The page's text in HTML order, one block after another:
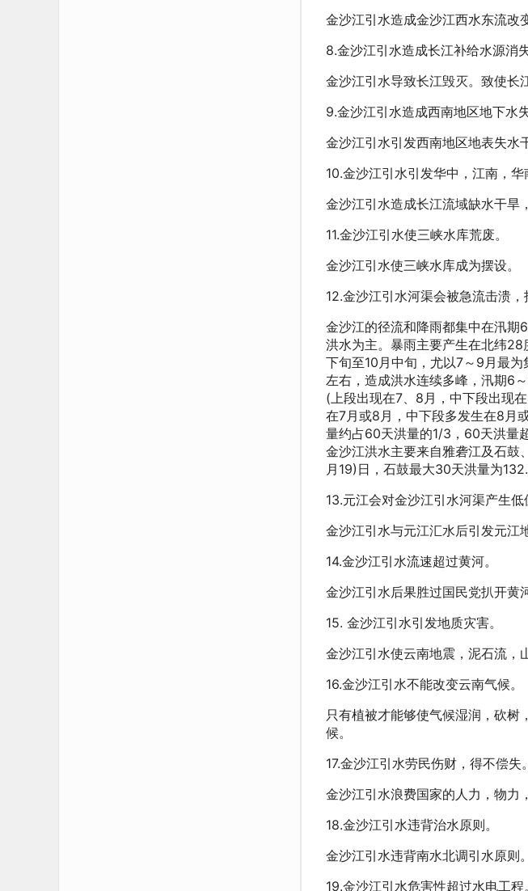
金沙江引水造成金沙江西水东流改
8.金沙江引水造成长江补给水源消失
金沙江引水导致长江毁灭。致使长
9.金沙江引水造成西南地区地下水
金沙江引水引发西南地区地表失水
10.金沙江引水引发华中，江南，华
金沙江引水造成长江流域缺水干旱
11.金沙江引水使三峡水库荒废。
金沙江引水使三峡水库成为摆设。
12.金沙江引水河渠会被急流击溃，
金沙江的径流和降雨都集中在汛期
洪水为主。暴雨主要产生在北纬
下旬至10月中旬，尤以7～9月最
左右，造成洪水连续多峰，汛期6
(上段出现在7、8月，中下段出现
在7月或8月，中下段多发生在8月
量约占60天洪量的1/3，60天洪量
金沙江洪水主要来自雅砻江及石
月19)日，石鼓最大30天洪量为
13.元江会对金沙江引水河渠产生低
金沙江引水与元江汇水后引发元江
14.金沙江引水流速超过黄河。
金沙江引水后果胜过国民党扒开黄
15. 金沙江引水引发地质灾害。
金沙江引水使云南地震，泥石流，
16.金沙江引水不能改变云南气候。
只有植被才能够使气候湿润，砍
候。
17.金沙江引水劳民伤财，得不偿失。
金沙江引水浪费国家的人力，物力
18.金沙江引水违背治水原则。
金沙江引水违背南水北调引水原则。
19.金沙江引水危害性超过水电工程。